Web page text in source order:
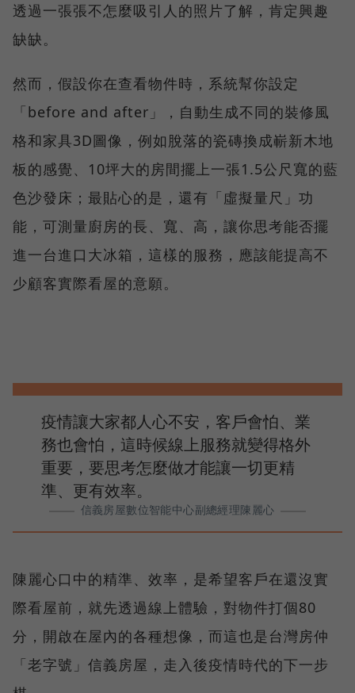
透過一張張不怎麼吸引人的照片了解，肯定興趣
缺缺。
然而，假設你在查看物件時，系統幫你設定
「before and after」，自動生成不同的裝修風
格和家具3D圖像，例如脫落的瓷磚換成嶄新木地
板的感覺、10坪大的房間擺上一張1.5公尺寬的藍
色沙發床；最貼心的是，還有「虛擬量尺」功
能，可測量廚房的長、寬、高，讓你思考能否擺
進一台進口大冰箱，這樣的服務，應該能提高不
少顧客實際看屋的意願。
信義房屋數位智能中心副總經理陳麗心
疫情讓大家都人心不安，客戶會怕、業
務也會怕，這時候線上服務就變得格外
重要，要思考怎麼做才能讓一切更精
準、更有效率。
陳麗心口中的精準、效率，是希望客戶在還沒實
際看屋前，就先透過線上體驗，對物件打個80
分，開啟在屋內的各種想像，而這也是台灣房仲
「老字號」信義房屋，走入後疫情時代的下一步